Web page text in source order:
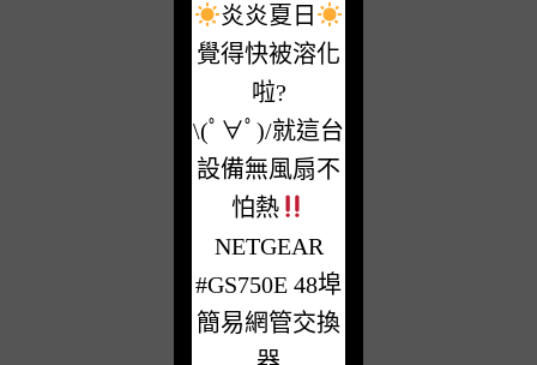
炎炎夏日
覺得快被溶化
啦?
\(ﾟ∀ﾟ)/就這台
設備無風扇不
怕熱
NETGEAR
#GS750E 48埠
簡易網管交換